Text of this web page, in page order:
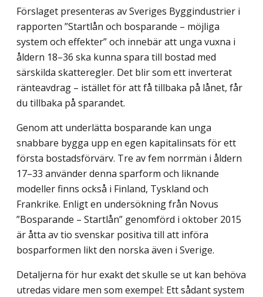
Förslaget presenteras av Sveriges Byggindustrier i
rapporten ”Startlån och bosparande – möjliga
system och effekter” och innebär att unga vuxna i
åldern 18–36 ska kunna spara till bostad med
särskilda skatteregler. Det blir som ett inverterat
ränteavdrag – istället för att få tillbaka på lånet, får
du tillbaka på sparandet.
Genom att underlätta bosparande kan unga
snabbare bygga upp en egen kapitalinsats för ett
första bostadsförvärv. Tre av fem norrmän i åldern
17–33 använder denna sparform och liknande
modeller finns också i Finland, Tyskland och
Frankrike. Enligt en undersökning från Novus
”Bosparande – Startlån” genomförd i oktober 2015
är åtta av tio svenskar positiva till att införa
bosparformen likt den norska även i Sverige.
Detaljerna för hur exakt det skulle se ut kan behöva
utredas vidare men som exempel: Ett sådant system